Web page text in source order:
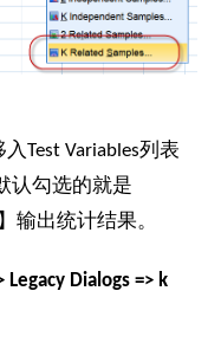
Test Variables列表
认勾选的就是
输出统计结果。
Dialogs => k